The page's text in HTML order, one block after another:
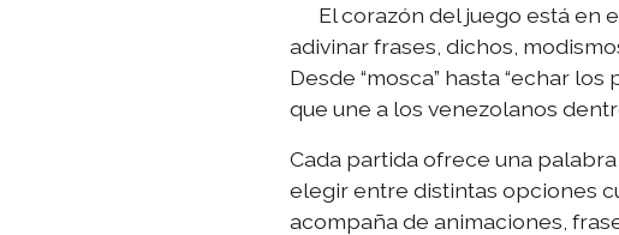
El corazón del juego está en
adivinar frases, dichos,
Desde “mosca” hasta “echar
que une a los venezolanos
Cada partida ofrece una
elegir entre distintas opciones
acompaña de animaciones,